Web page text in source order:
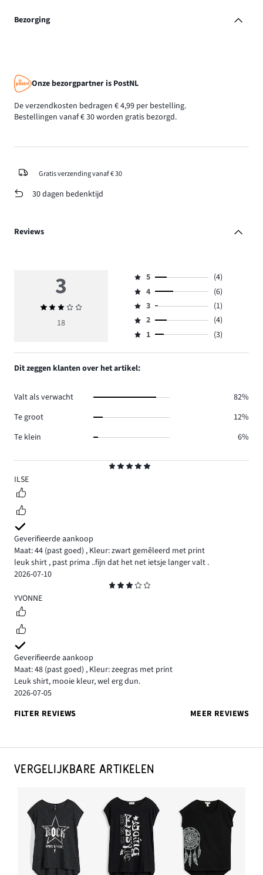
Bezorging
Onze bezorgpartner is PostNL
De verzendkosten bedragen € 4,99 per bestelling.
Bestellingen vanaf € 30 worden gratis bezorgd.
Gratis verzending vanaf € 30
30 dagen bedenktijd
Reviews
5
ILSE
Geverifieerde aankoop
Maat: 44 (past goed) , Kleur: zwart gemêleerd met print
leuk shirt , past prima ..fijn dat het net ietsje langer valt .
2026-07-10
3
YVONNE
Geverifieerde aankoop
Maat: 48 (past goed) , Kleur: zeegras met print
Leuk shirt, mooie kleur, wel erg dun.
2026-07-05
FILTER REVIEWS
MEER REVIEWS
3
Gemiddelde
beoordeling
18
Beoordeling
5,
aantal
reviews
4.
5
(4)
Beoordeling
4,
aantal
reviews
4
(6)
Beoordeling
3,
aantal
3
(1)
Beoordeling
2,
4.
2
(4)
Beoordeling
1,
aantal
reviews
1 (3)
Dit zeggen klanten over het artikel:
Valt als verwacht
82%
Te groot
12%
Te klein
6%
VERGELIJKBARE ARTIKELEN